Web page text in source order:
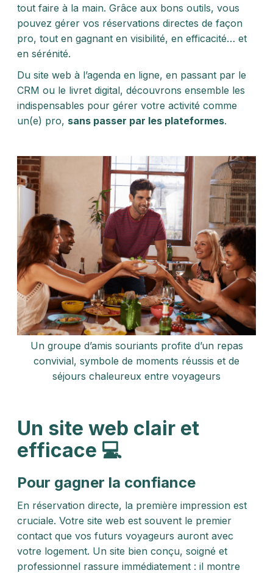
tout faire à la main. Grâce aux bons outils, vous
pouvez gérer vos réservations directes de façon
pro, tout en gagnant en visibilité, en efficacité… et
en sérénité.
Du site web à l’agenda en ligne, en passant par le
CRM ou le livret digital, découvrons ensemble les
indispensables pour gérer votre activité comme
un(e) pro, sans passer par les plateformes.
Un groupe d’amis souriants profite d’un repas
convivial, symbole de moments réussis et de
séjours chaleureux entre voyageurs
Un site web clair et
efficace 💻
Pour gagner la confiance
En réservation directe, la première impression est
cruciale. Votre site web est souvent le premier
contact que vos futurs voyageurs auront avec
votre logement. Un site bien conçu, soigné et
professionnel rassure immédiatement : il montre